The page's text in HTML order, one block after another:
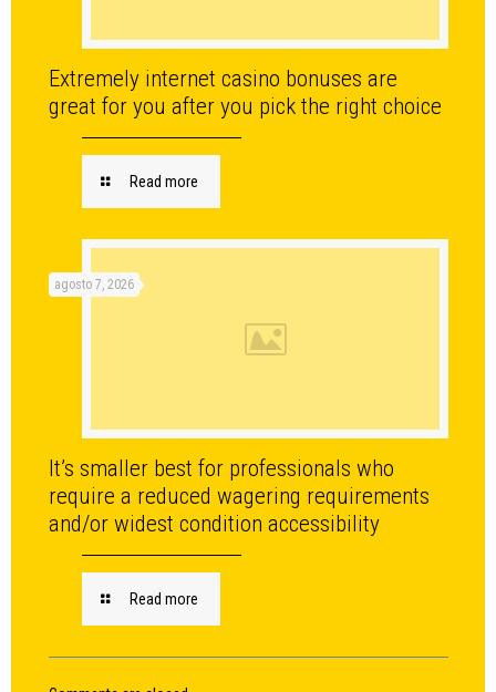
Extremely internet casino bonuses are
great for you after you pick the right choice
Read more
agosto 7, 2026
It’s smaller best for professionals who
require a reduced wagering requirements
and/or widest condition accessibility
Read more